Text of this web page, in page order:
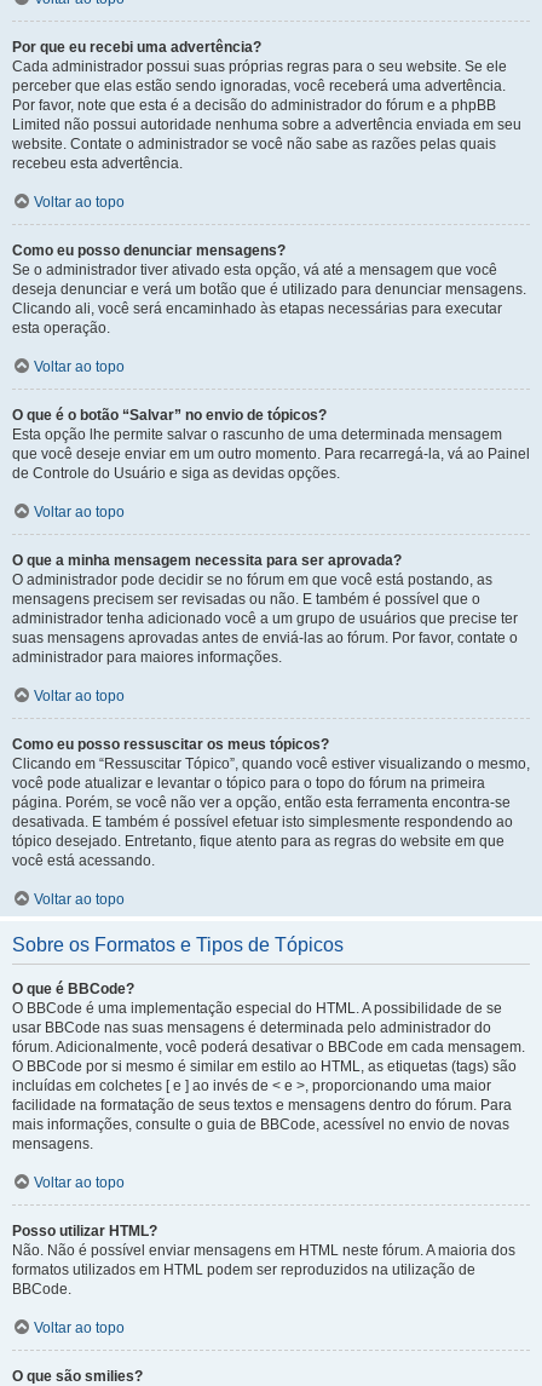
Por que eu recebi uma advertência?
Cada administrador possui suas próprias regras para o seu website. Se ele
perceber que elas estão sendo ignoradas, você receberá uma advertência.
Por favor, note que esta é a decisão do administrador do fórum e a phpBB
Limited não possui autoridade nenhuma sobre a advertência enviada em seu
website. Contate o administrador se você não sabe as razões pelas quais
recebeu esta advertência.
Voltar ao topo
Como eu posso denunciar mensagens?
Se o administrador tiver ativado esta opção, vá até a mensagem que você
deseja denunciar e verá um botão que é utilizado para denunciar mensagens.
Clicando ali, você será encaminhado às etapas necessárias para executar
esta operação.
Voltar ao topo
O que é o botão “Salvar” no envio de tópicos?
Esta opção lhe permite salvar o rascunho de uma determinada mensagem
que você deseje enviar em um outro momento. Para recarregá-la, vá ao Painel
de Controle do Usuário e siga as devidas opções.
Voltar ao topo
O que a minha mensagem necessita para ser aprovada?
O administrador pode decidir se no fórum em que você está postando, as
mensagens precisem ser revisadas ou não. E também é possível que o
administrador tenha adicionado você a um grupo de usuários que precise ter
suas mensagens aprovadas antes de enviá-las ao fórum. Por favor, contate o
administrador para maiores informações.
Voltar ao topo
Como eu posso ressuscitar os meus tópicos?
Clicando em “Ressuscitar Tópico”, quando você estiver visualizando o mesmo,
você pode atualizar e levantar o tópico para o topo do fórum na primeira
página. Porém, se você não ver a opção, então esta ferramenta encontra-se
desativada. E também é possível efetuar isto simplesmente respondendo ao
tópico desejado. Entretanto, fique atento para as regras do website em que
você está acessando.
Voltar ao topo
Sobre os Formatos e Tipos de Tópicos
O que é BBCode?
O BBCode é uma implementação especial do HTML. A possibilidade de se
usar BBCode nas suas mensagens é determinada pelo administrador do
fórum. Adicionalmente, você poderá desativar o BBCode em cada mensagem.
O BBCode por si mesmo é similar em estilo ao HTML, as etiquetas (tags) são
incluídas em colchetes [ e ] ao invés de < e >, proporcionando uma maior
facilidade na formatação de seus textos e mensagens dentro do fórum. Para
mais informações, consulte o guia de BBCode, acessível no envio de novas
mensagens.
Voltar ao topo
Posso utilizar HTML?
Não. Não é possível enviar mensagens em HTML neste fórum. A maioria dos
formatos utilizados em HTML podem ser reproduzidos na utilização de
BBCode.
Voltar ao topo
O que são smilies?